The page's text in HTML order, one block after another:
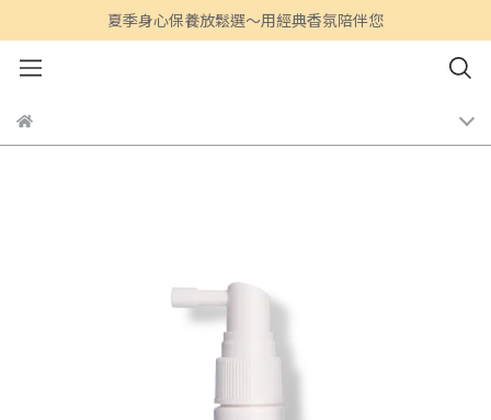
夏季身心保養放鬆選～用經典香氛陪伴您